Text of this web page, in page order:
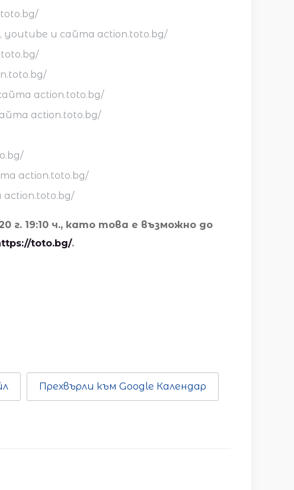
youtube и сайта action.toto.bg/
action.toto.bg/
action.toto.bg/
action.toto.bg/
г. 19:10 ч., като това е възможно до
toto.bg/.
Прехвърли към Google Календар